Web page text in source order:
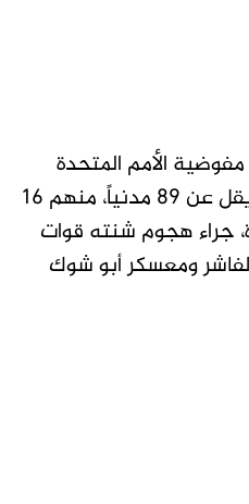
الأمم المتحدة
لحقوق الإنسان مقتل ما لا يقل عن 89 مدنياً، منهم 16
جراء هجوم شنته قوات
ومعسكر أبو شوك